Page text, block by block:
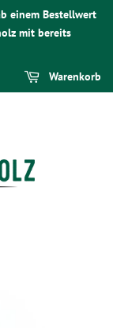
einem Bestellwert
mit bereits
Warenkorb